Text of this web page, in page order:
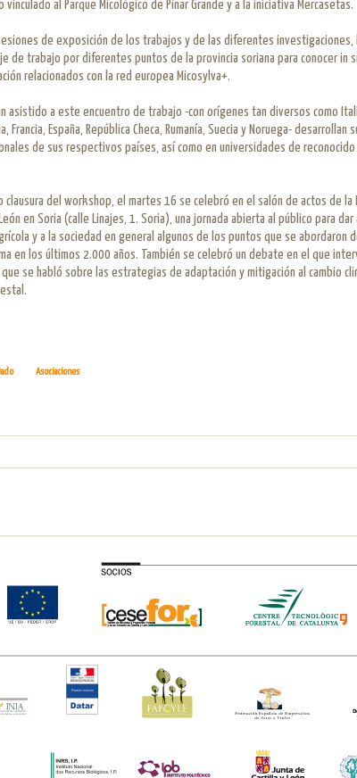
al Parque Micológico de Pinar Grande y a la iniciativa Mercasetas.
de exposición de los trabajos y de las diferentes
de trabajo por diferentes puntos de la provincia soriana para conocer in
relacionados con la red europea Micosylva+.
asistido a este encuentro de trabajo -con orígenes tan diversos como
Francia, España, República Checa, Rumanía, Suecia y Noruega-
de sus respectivos países, así como en universidades de
clausura del workshop, el martes 16 se celebró en el salón de actos de
en Soria (calle Linajes, 1. Soria), una jornada abierta al público para
y a la sociedad en general algunos de los puntos que se abordaron
en los últimos 2.000 años. También se celebró un debate en el que
se habló sobre las estrategias de adaptación y mitigación al cambio
Asociaciones